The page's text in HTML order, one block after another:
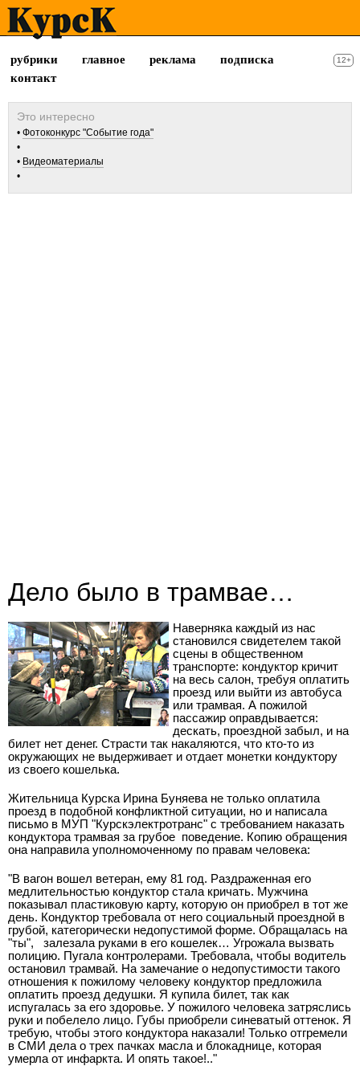
рубрики главное реклама
подписка
контакт
12+
Фотоконкурс "Событие года"
Видеоматериалы
Дело было в трамвае…
Наверняка каждый из нас
становился свидетелем такой
сцены в общественном
транспорте: кондуктор кричит
на весь салон, требуя оплатить
проезд или выйти из автобуса
или трамвая. А пожилой
пассажир оправдывается:
дескать, проездной забыл, и на
билет нет денег. Страсти так накаляются, что кто-то из
окружающих не выдерживает и отдает монетки кондуктору
из своего кошелька.
Жительница Курска Ирина Буняева не только оплатила
проезд в подобной конфликтной ситуации, но и написала
письмо в МУП "Курскэлектротранс" с требованием наказать
кондуктора трамвая за грубое поведение. Копию обращения
она направила уполномоченному по правам человека:
"В вагон вошел ветеран, ему 81 год. Раздраженная его
медлительностью кондуктор стала кричать. Мужчина
показывал пластиковую карту, которую он приобрел в тот же
день. Кондуктор требовала от него социальный проездной в
грубой, категорически недопустимой форме. Обращалась на
"ты",
залезала руками в его кошелек… Угрожала вызвать
полицию. Пугала контролерами. Требовала, чтобы водитель
остановил трамвай. На замечание о недопустимости такого
отношения к пожилому человеку кондуктор предложила
оплатить проезд дедушки. Я купила билет, так как
испугалась за его здоровье. У пожилого человека затряслись
руки и побелело лицо. Губы приобрели синеватый оттенок. Я
требую, чтобы этого кондуктора наказали! Только отгремели
в СМИ дела о трех пачках масла и блокаднице, которая
умерла от инфаркта. И опять такое!.."